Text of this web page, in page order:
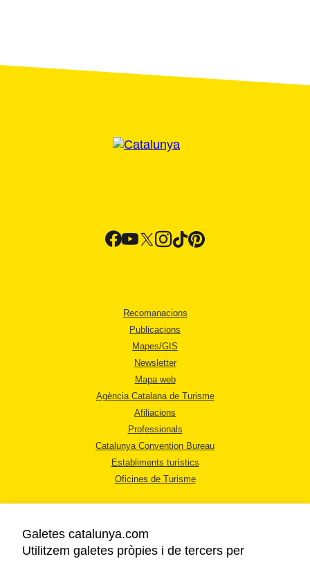
Recomanacions
Publicacions
Mapes/GIS
Newsletter
Mapa web
Agència Catalana de Turisme
Afiliacions
Professionals
Catalunya Convention Bureau
Establiments turístics
Oficines de Turisme
Galetes catalunya.com
Utilitzem galetes pròpies i de tercers per